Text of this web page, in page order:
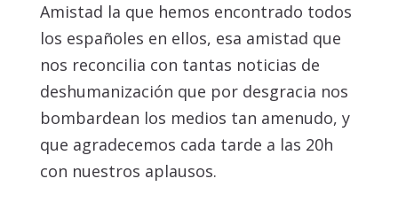
Amistad la que hemos encontrado todos
los españoles en ellos, esa amistad que
nos reconcilia con tantas noticias de
deshumanización que por desgracia nos
bombardean los medios tan amenudo, y
que agradecemos cada tarde a las 20h
con nuestros aplausos.